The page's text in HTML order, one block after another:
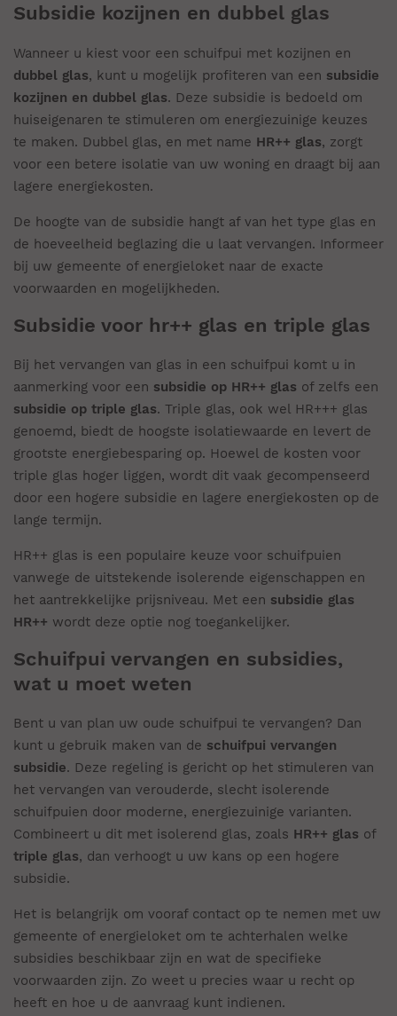
Subsidie kozijnen en dubbel glas
Wanneer u kiest voor een schuifpui met kozijnen en
dubbel glas, kunt u mogelijk profiteren van een subsidie
kozijnen en dubbel glas. Deze subsidie is bedoeld om
huiseigenaren te stimuleren om energiezuinige keuzes
te maken. Dubbel glas, en met name HR++ glas, zorgt
voor een betere isolatie van uw woning en draagt bij aan
lagere energiekosten.
De hoogte van de subsidie hangt af van het type glas en
de hoeveelheid beglazing die u laat vervangen. Informeer
bij uw gemeente of energieloket naar de exacte
voorwaarden en mogelijkheden.
Subsidie voor hr++ glas en triple glas
Bij het vervangen van glas in een schuifpui komt u in
aanmerking voor een subsidie op HR++ glas of zelfs een
subsidie op triple glas. Triple glas, ook wel HR+++ glas
genoemd, biedt de hoogste isolatiewaarde en levert de
grootste energiebesparing op. Hoewel de kosten voor
triple glas hoger liggen, wordt dit vaak gecompenseerd
door een hogere subsidie en lagere energiekosten op de
lange termijn.
HR++ glas is een populaire keuze voor schuifpuien
vanwege de uitstekende isolerende eigenschappen en
het aantrekkelijke prijsniveau. Met een subsidie glas
HR++ wordt deze optie nog toegankelijker.
Schuifpui vervangen en subsidies,
wat u moet weten
Bent u van plan uw oude schuifpui te vervangen? Dan
kunt u gebruik maken van de schuifpui vervangen
subsidie. Deze regeling is gericht op het stimuleren van
het vervangen van verouderde, slecht isolerende
schuifpuien door moderne, energiezuinige varianten.
Combineert u dit met isolerend glas, zoals HR++ glas of
triple glas, dan verhoogt u uw kans op een hogere
subsidie.
Het is belangrijk om vooraf contact op te nemen met uw
gemeente of energieloket om te achterhalen welke
subsidies beschikbaar zijn en wat de specifieke
voorwaarden zijn. Zo weet u precies waar u recht op
heeft en hoe u de aanvraag kunt indienen.